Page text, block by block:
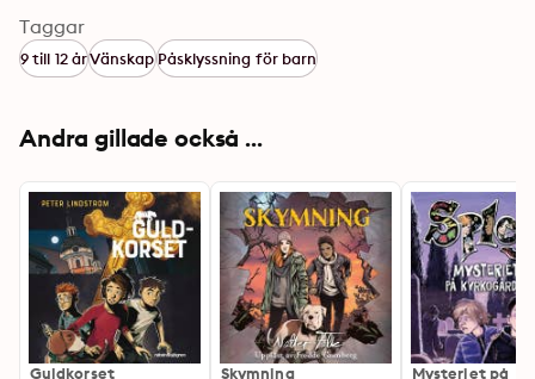
Taggar
9 till 12 årVänskapPåsklyssning för barn
Andra gillade också ...
Guldkorset Skymning Mysteriet på